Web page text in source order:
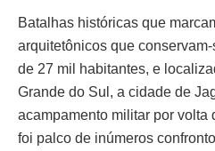
Batalhas históricas que
arquitetônicos que
de 27 mil habitantes, e
Grande do Sul, a cidade de
acampamento militar por volta
foi palco de inúmeros